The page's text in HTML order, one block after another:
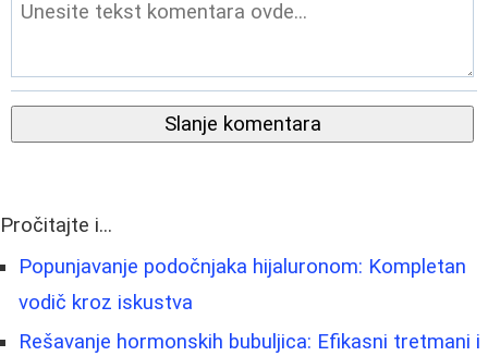
Slanje komentara
Pročitajte i...
Popunjavanje podočnjaka hijaluronom: Kompletan
vodič kroz iskustva
Rešavanje hormonskih bubuljica: Efikasni tretmani i